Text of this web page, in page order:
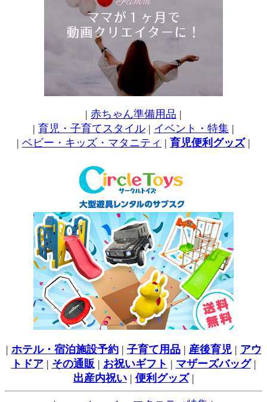
| 赤ちゃん準備用品 |
| 育児・子育てスタイル | イベント・特集 |
| ベビー・キッズ・マタニティ | 育児便利グッズ|
| ホテル・宿泊施設予約| 子育て用品| 産後育児| アウ
トドア| その通販 | お祝いギフト | マザーズバッグ|
出産内祝い| 便利グッズ|